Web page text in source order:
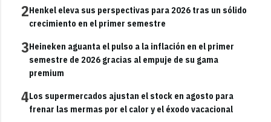
2Henkel eleva sus perspectivas para 2026 tras un sólido
crecimiento en el primer semestre
3Heineken aguanta el pulso a la inflación en el primer
semestre de 2026 gracias al empuje de su gama
premium
4Los supermercados ajustan el stock en agosto para
frenar las mermas por el calor y el éxodo vacacional